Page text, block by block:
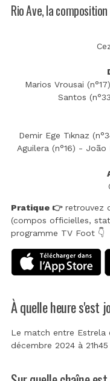
Rio Ave, la
Marios Vrousai
Santos
Demir Ege Tıknaz
Aguilera (n°16) -
Pratique 👉retrouvez
(compos officielles,
programme TV Foot 👇
À quelle heure s'est
Le match entre Estrela
décembre 2024 à